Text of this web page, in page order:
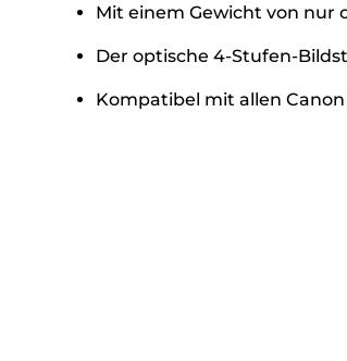
Mit einem Gewicht von nur
Der optische 4-Stufen-
Kompatibel mit allen Canon